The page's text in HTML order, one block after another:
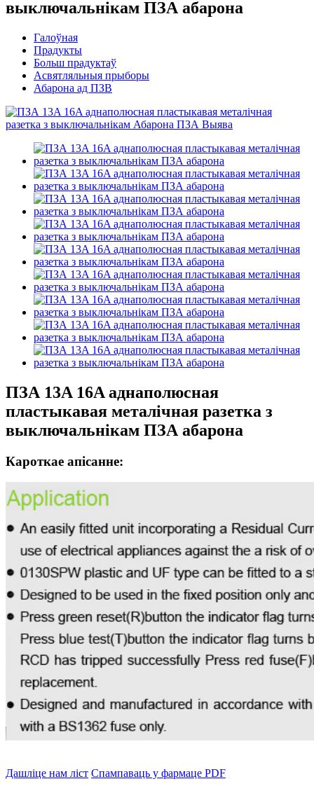
выключальнікам ПЗА абарона
Галоўная
Прадукты
Больш прадуктаў
Асвятляльныя прыборы
Абарона ад ПЗВ
ПЗА 13A 16A аднаполюсная
пластыкавая металічная разетка з
выключальнікам ПЗА абарона
Кароткае апісанне:
Дашліце нам ліст Спампаваць у фармаце PDF